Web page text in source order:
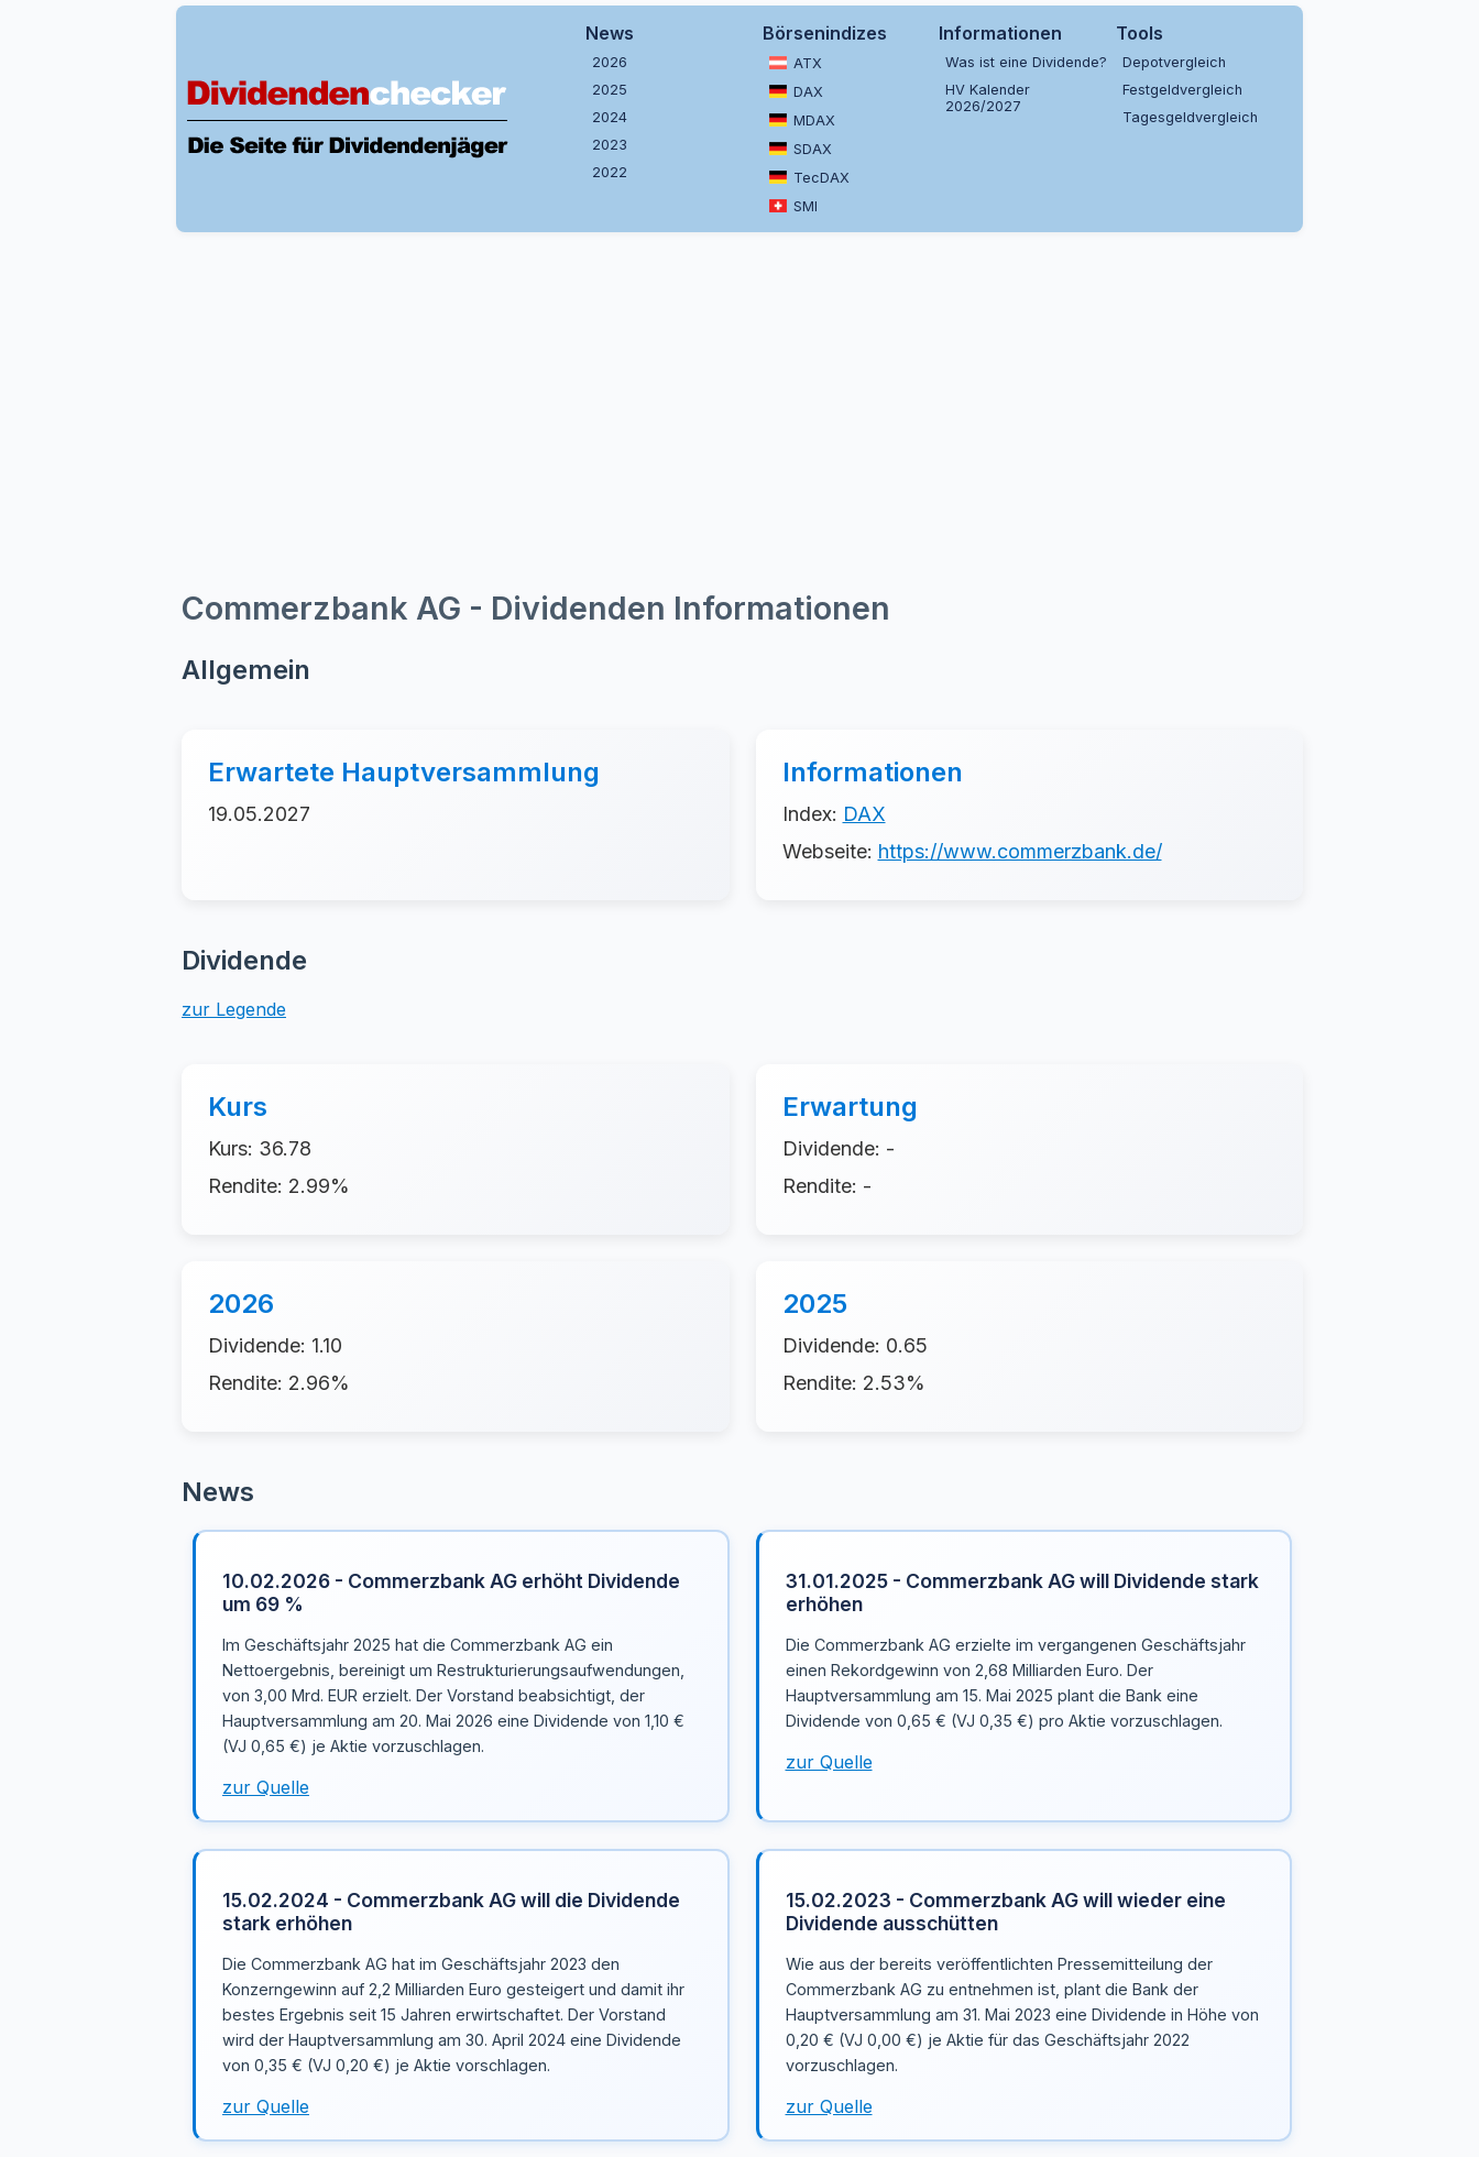
News
2026
2025
2024
2023
2022
Börsenindizes
ATX
DAX
MDAX
SDAX
TecDAX
SMI
Informationen
Was ist eine Dividende?
HV Kalender
2026/2027
Tools
Depotvergleich
Festgeldvergleich
Tagesgeldvergleich
Commerzbank AG - Dividenden Informationen
Allgemein
Erwartete Hauptversammlung
19.05.2027
Informationen
Index: DAX
Webseite: https://www.commerzbank.de/
Dividende
zur Legende
Kurs
Kurs: 36.78
Rendite: 2.99%
Erwartung
Dividende: -
Rendite: -
2026
Dividende: 1.10
Rendite: 2.96%
2025
Dividende: 0.65
Rendite: 2.53%
News
10.02.2026 - Commerzbank AG erhöht Dividende
um 69 %
Im Geschäftsjahr 2025 hat die Commerzbank AG ein
Nettoergebnis, bereinigt um Restrukturierungsaufwendungen,
von 3,00 Mrd. EUR erzielt. Der Vorstand beabsichtigt, der
Hauptversammlung am 20. Mai 2026 eine Dividende von 1,10 €
(VJ 0,65 €) je Aktie vorzuschlagen.
zur Quelle
31.01.2025 - Commerzbank AG will Dividende stark
erhöhen
Die Commerzbank AG erzielte im vergangenen Geschäftsjahr
einen Rekordgewinn von 2,68 Milliarden Euro. Der
Hauptversammlung am 15. Mai 2025 plant die Bank eine
Dividende von 0,65 € (VJ 0,35 €) pro Aktie vorzuschlagen.
zur Quelle
15.02.2024 - Commerzbank AG will die Dividende
stark erhöhen
Die Commerzbank AG hat im Geschäftsjahr 2023 den
Konzerngewinn auf 2,2 Milliarden Euro gesteigert und damit ihr
bestes Ergebnis seit 15 Jahren erwirtschaftet. Der Vorstand
wird der Hauptversammlung am 30. April 2024 eine Dividende
von 0,35 € (VJ 0,20 €) je Aktie vorschlagen.
zur Quelle
15.02.2023 - Commerzbank AG will wieder eine
Dividende ausschütten
Wie aus der bereits veröffentlichten Pressemitteilung der
Commerzbank AG zu entnehmen ist, plant die Bank der
Hauptversammlung am 31. Mai 2023 eine Dividende in Höhe von
0,20 € (VJ 0,00 €) je Aktie für das Geschäftsjahr 2022
vorzuschlagen.
zur Quelle